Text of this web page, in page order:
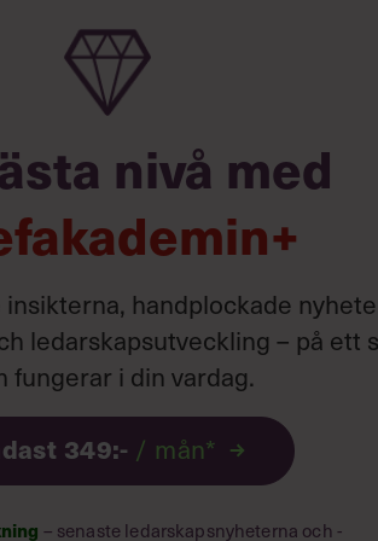
man lära sig att
nivå med
insikterna, handplockade
ledarskapsutveckling – på ett
fungerar i din vardag.
349:- / mån*
– senaste ledarskapsnyheterna och -